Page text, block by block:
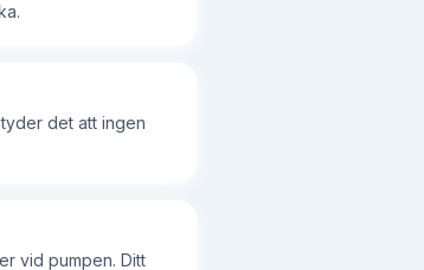
det att ingen
vid pumpen. Ditt